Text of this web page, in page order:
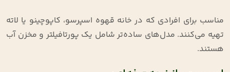
مناسب برای افرادی که در خانه قهوه اسپرسو، کاپوچینو یا لاته
تهیه می‌کنند. مدل‌های ساده‌تر شامل یک پورتافیلتر و مخزن آب
هستند.